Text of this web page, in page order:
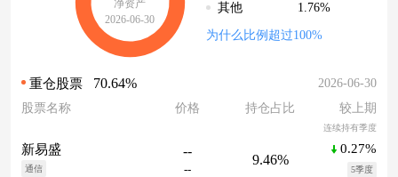
净资产
2026-06-30
其他
1.76%
为什么比例超过100%
重仓股票 70.64%
2026-06-30
股票名称
价格 持仓占比 较上期
连续持有季度
新易盛
通信
--
--
9.46%
0.27%
5季度